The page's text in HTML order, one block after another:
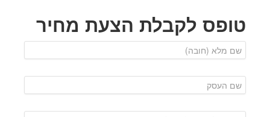
טופס לקבלת הצעת מחיר